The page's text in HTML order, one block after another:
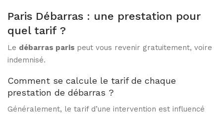
Paris Débarras : une prestation pour
quel tarif ?
Le débarras paris peut vous revenir gratuitement, voire
indemnisé.
Comment se calcule le tarif de chaque
prestation de débarras ?
Généralement, le tarif d’une intervention est influencé